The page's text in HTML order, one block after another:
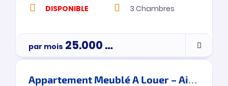
DISPONIBLE 3 Chambres
par mois 25.000Dh
Appartement Meublé A Louer – Ain Ktiouet- Tanger